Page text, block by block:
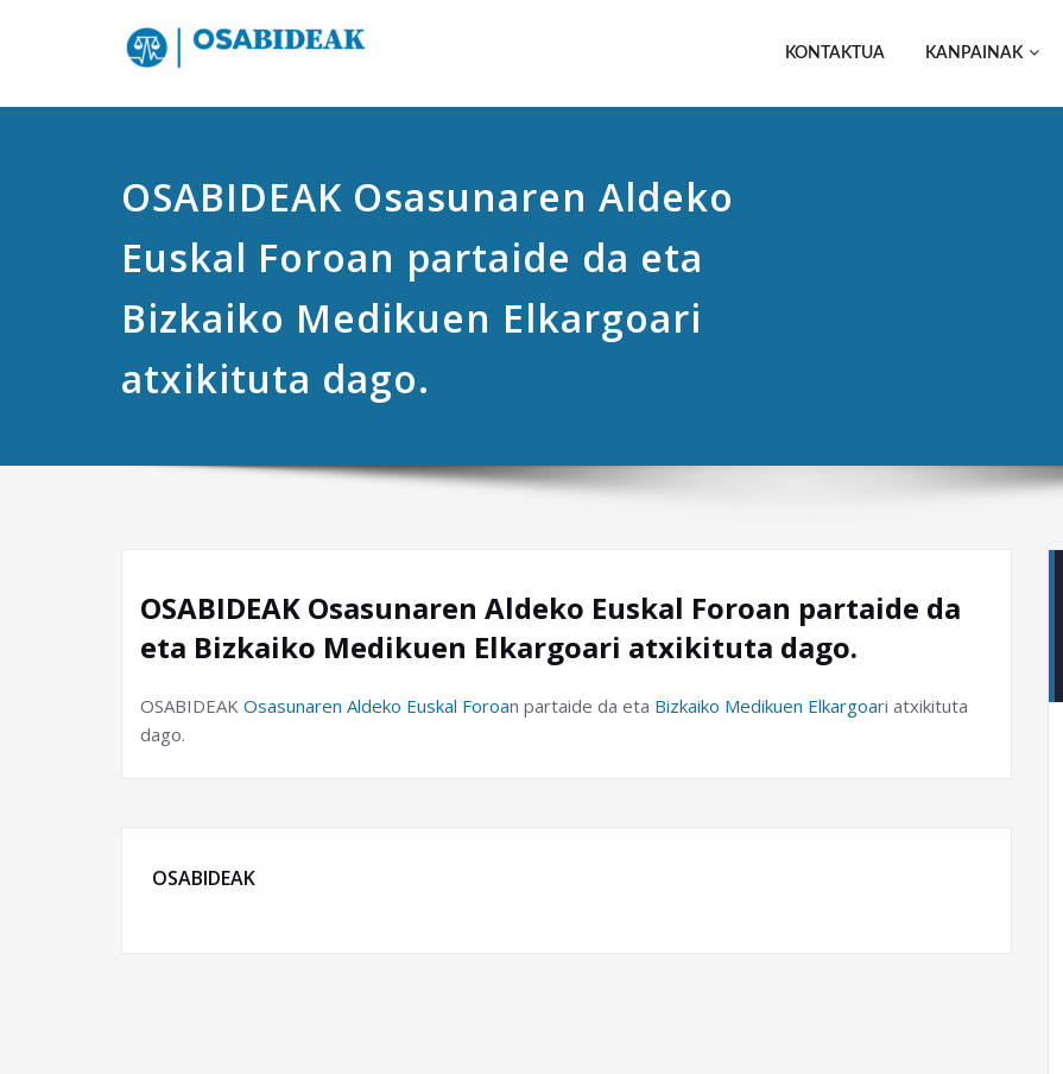
KONTAKTUA KANPAINAK
OSABIDEAK Osasunaren Aldeko
Euskal Foroan partaide da eta
Bizkaiko Medikuen Elkargoari
atxikituta dago.
OSABIDEAK Osasunaren Aldeko Euskal Foroan partaide da
eta Bizkaiko Medikuen Elkargoari atxikituta dago.
OSABIDEAK Osasunaren Aldeko Euskal Foroan partaide da eta Bizkaiko Medikuen Elkargoari atxikituta
dago.
OSABIDEAK